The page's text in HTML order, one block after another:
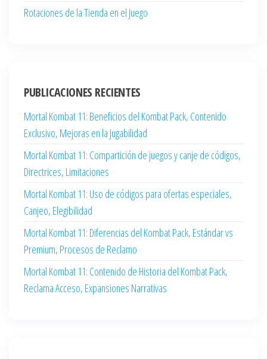
Rotaciones de la Tienda en el Juego
PUBLICACIONES RECIENTES
Mortal Kombat 11: Beneficios del Kombat Pack, Contenido
Exclusivo, Mejoras en la Jugabilidad
Mortal Kombat 11: Compartición de juegos y canje de códigos,
Directrices, Limitaciones
Mortal Kombat 11: Uso de códigos para ofertas especiales,
Canjeo, Elegibilidad
Mortal Kombat 11: Diferencias del Kombat Pack, Estándar vs
Premium, Procesos de Reclamo
Mortal Kombat 11: Contenido de Historia del Kombat Pack,
Reclama Acceso, Expansiones Narrativas